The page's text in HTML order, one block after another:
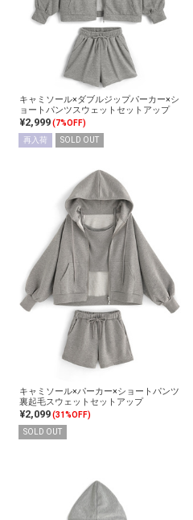
キャミソール×ダブルジップパーカー×シ
ョートパンツスウェットセットアップ
¥2,999(7%OFF)
再入荷
SOLD OUT
キャミソール×パーカー×ショートパンツ
裏起毛スウェットセットアップ
¥2,099(31%OFF)
SOLD OUT